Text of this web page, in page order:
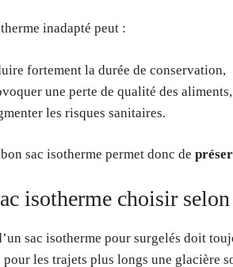
inadapté peut :
fortement la durée de conservation,
une perte de qualité des aliments,
les risques sanitaires.
sac isotherme permet donc de
isotherme choisir
sac isotherme pour surgelés doit
pour les trajets plus longs une glacière